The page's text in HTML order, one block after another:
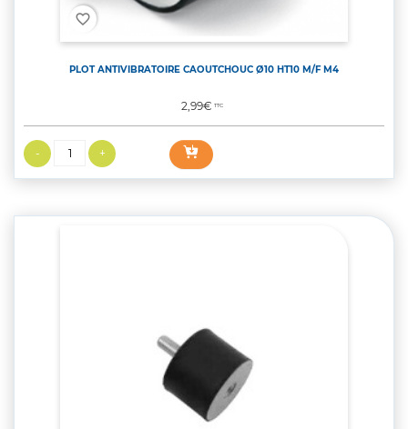
favorite_border
PLOT ANTIVIBRATOIRE CAOUTCHOUC Ø10 HT10 M/F M4
Prix
2,99€TTC